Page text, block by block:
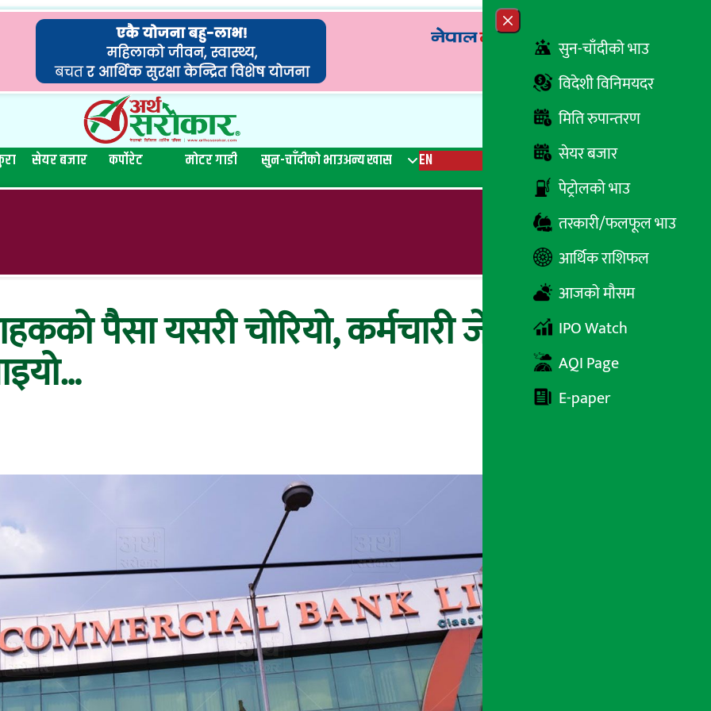
Close menu
सुन-चाँदीको भाउ
विदेशी विनिमयदर
मिति रुपान्तरण
सेयर बजार
पेट्रोलको भाउ
तरकारी/फलफूल भाउ
आर्थिक राशिफल
आजको मौसम
IPO Watch
AQI Page
E-paper
सेयर बजार कर्पोरेट मोटर गाडी सुन-चाँदीको भाउअन्य खास EN रेडियो
पैसा यसरी चोरियो, कर्मचारी जेल चलान,